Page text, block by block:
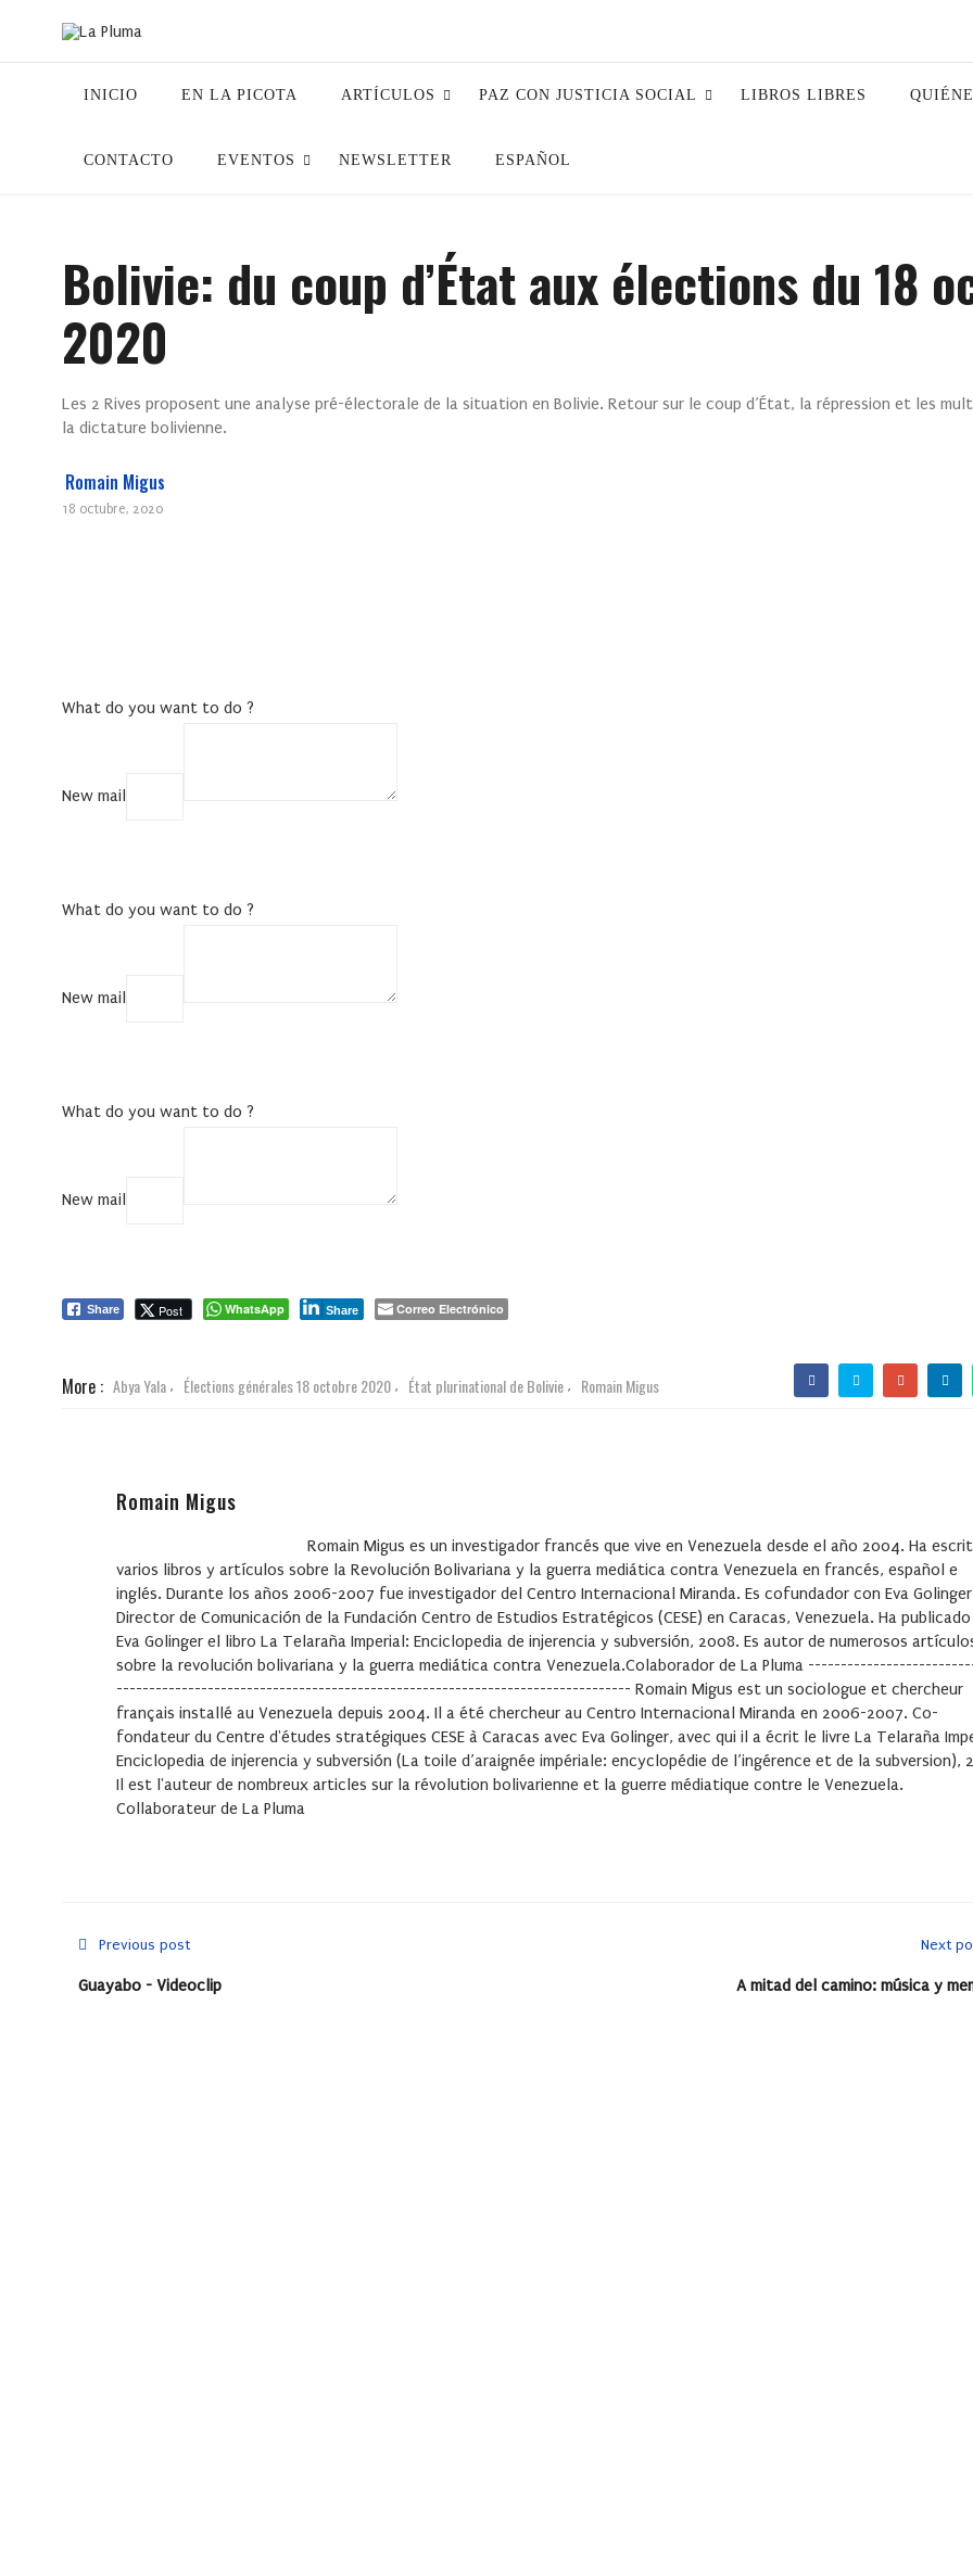
INICIO EN LA PICOTA ARTÍCULOS PAZ CON JUSTICIA SOCIAL LIBROS LIBRES
CONTACTO EVENTOS NEWSLETTER ESPAÑOL
Bolivie: du coup d’État aux élections du 18
2020
Les 2 Rives proposent une analyse pré-électorale de la situation en Bolivie. Retour sur le coup d’État, la répression et les
la dictature bolivienne.
Romain Migus
18 octubre, 2020
What do you want to do ?
New mail
What do you want to do ?
New mail
What do you want to do ?
New mail
Share Post WhatsApp Share Correo Electrónico
More : Abya Yala , Élections générales 18 octobre 2020 , État plurinational de Bolivie , Romain Migus
Romain Migus
Romain Migus es un investigador francés que vive en Venezuela desde el año 2004. Ha
varios libros y artículos sobre la Revolución Bolivariana y la guerra mediática contra Venezuela en francés, español e
inglés. Durante los años 2006-2007 fue investigador del Centro Internacional Miranda. Es cofundador con Eva
Director de Comunicación de la Fundación Centro de Estudios Estratégicos (CESE) en Caracas, Venezuela. Ha
Eva Golinger el libro La Telaraña Imperial: Enciclopedia de injerencia y subversión, 2008. Es autor de numerosos
sobre la revolución bolivariana y la guerra mediática contra Venezuela.Colaborador de La Pluma
------------------------------------------------------------------------------- Romain Migus est un sociologue et chercheur
français installé au Venezuela depuis 2004. Il a été chercheur au Centro Internacional Miranda en 2006-2007. Co-
fondateur du Centre d'études stratégiques CESE à Caracas avec Eva Golinger, avec qui il a écrit le livre La Telaraña
Enciclopedia de injerencia y subversión (La toile d’araignée impériale: encyclopédie de l’ingérence et de la subversion),
Il est l'auteur de nombreux articles sur la révolution bolivarienne et la guerre médiatique contre le Venezuela.
Collaborateur de La Pluma
Previous post
Guayabo - Videoclip
Next
A mitad del camino: música y